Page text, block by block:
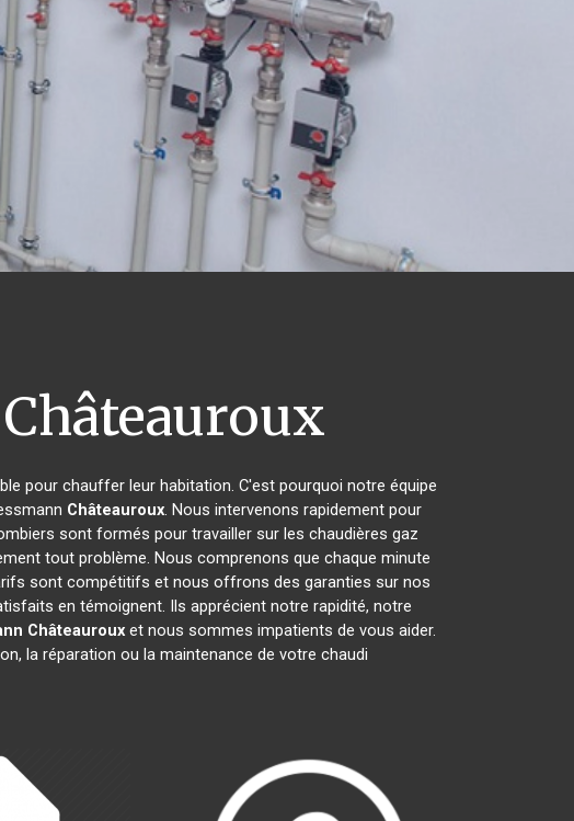
Châteauroux
pour chauffer leur habitation. C'est pourquoi notre équipe
Châteauroux. Nous intervenons rapidement pour
sont formés pour travailler sur les chaudières gaz
tout problème. Nous comprenons que chaque minute
sont compétitifs et nous offrons des garanties sur nos
en témoignent. Ils apprécient notre rapidité, notre
Châteaurouxet nous sommes impatients de vous aider.
la réparation ou la maintenance de votre chaudi